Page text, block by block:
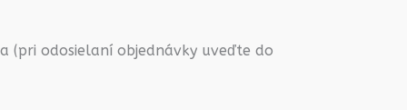
(pri odosielaní objednávky uveďte do